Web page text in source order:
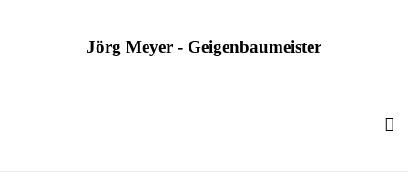
Jörg Meyer - Geigenbaumeister